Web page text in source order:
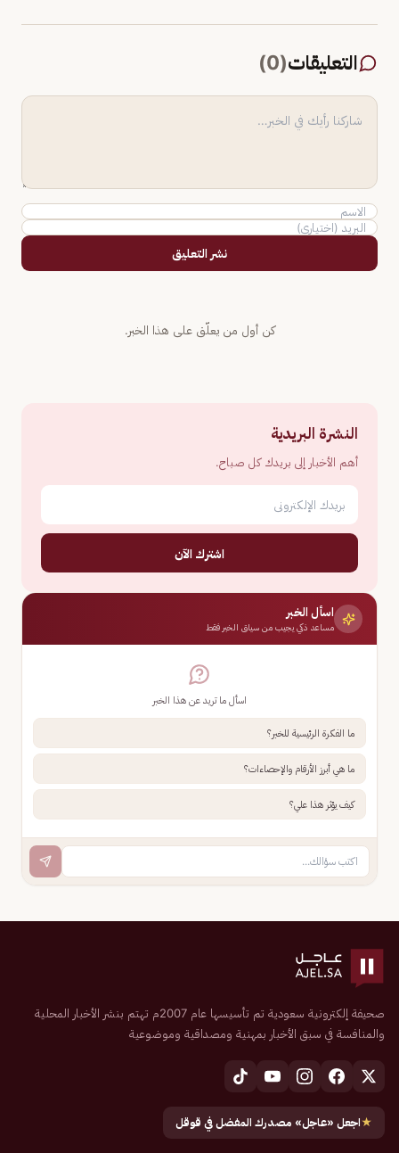
التعليقات(
0
)
نشر التعليق
كن أول من يعلّق على هذا الخبر.
النشرة البريدية
أهم الأخبار إلى بريدك كل صباح.
اشترك الآن
اسأل الخبر
مساعد ذكي يجيب من سياق الخبر فقط
اسأل ما تريد عن هذا الخبر
ما الفكرة الرئيسية للخبر؟
ما هي أبرز الأرقام والإحصاءات؟
كيف يؤثر هذا علي؟
صحيفة إلكترونية سعودية تم تأسيسها عام 2007م تهتم بنشر الأخبار المحلية
والمنافسة في سبق الأخبار بمهنية ومصداقية وموضوعية
★اجعل «عاجل» مصدرك المفضل في قوقل